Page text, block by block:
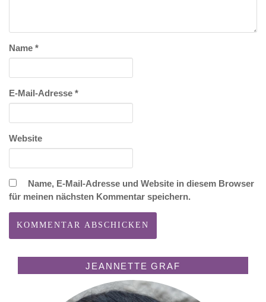
Name *
E-Mail-Adresse *
Website
Name, E-Mail-Adresse und Website in diesem Browser
für meinen nächsten Kommentar speichern.
JEANNETTE GRAF